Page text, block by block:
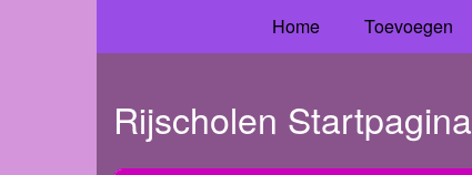
Home Toevoegen
Rijscholen Startpagina